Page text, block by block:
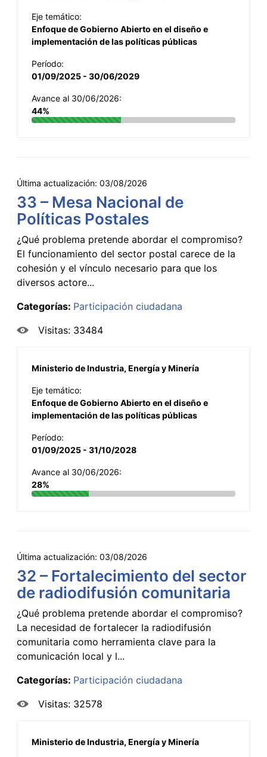
Eje temático:
Enfoque de Gobierno Abierto en el diseño e
implementación de las políticas públicas
Período:
01/09/2025 - 30/06/2029
Avance al 30/06/2026:
44%
Última actualización: 03/08/2026
33 – Mesa Nacional de
Políticas Postales
¿Qué problema pretende abordar el compromiso?
El funcionamiento del sector postal carece de la
cohesión y el vínculo necesario para que los
diversos actore...
Categorías: Participación ciudadana
Visitas: 33484
Ministerio de Industria, Energía y Minería
Eje temático:
Enfoque de Gobierno Abierto en el diseño e
implementación de las políticas públicas
Período:
01/09/2025 - 31/10/2028
Avance al 30/06/2026:
28%
Última actualización: 03/08/2026
32 – Fortalecimiento del sector
de radiodifusión comunitaria
¿Qué problema pretende abordar el compromiso?
La necesidad de fortalecer la radiodifusión
comunitaria como herramienta clave para la
comunicación local y l...
Categorías: Participación ciudadana
Visitas: 32578
Ministerio de Industria, Energía y Minería